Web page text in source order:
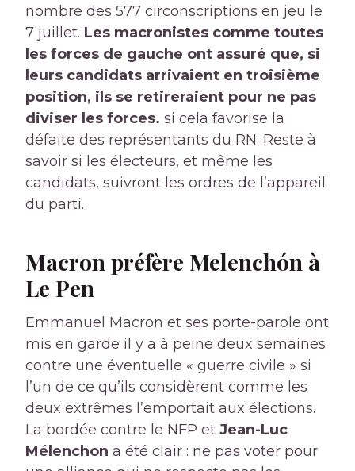
nombre des 577 circonscriptions en jeu le
7 juillet. Les macronistes comme toutes
les forces de gauche ont assuré que, si
leurs candidats arrivaient en troisième
position, ils se retireraient pour ne pas
diviser les forces. si cela favorise la
défaite des représentants du RN. Reste à
savoir si les électeurs, et même les
candidats, suivront les ordres de l’appareil
du parti.
Macron préfère Melenchón à
Le Pen
Emmanuel Macron et ses porte-parole ont
mis en garde il y a à peine deux semaines
contre une éventuelle « guerre civile » si
l’un de ce qu’ils considèrent comme les
deux extrêmes l’emportait aux élections.
La bordée contre le NFP et Jean-Luc
Mélenchon a été clair : ne pas voter pour